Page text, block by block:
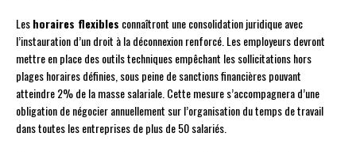
Leshoraires flexibles connaîtront une consolidation juridique avec
l’instauration d’un droit à la déconnexion renforcé. Les employeurs devront
mettre en place des outils techniques empêchant les sollicitations hors
plages horaires définies, sous peine de sanctions financières pouvant
atteindre 2% de la masse salariale. Cette mesure s’accompagnera d’une
obligation de négocier annuellement sur l’organisation du temps de travail
dans toutes les entreprises de plus de 50 salariés.